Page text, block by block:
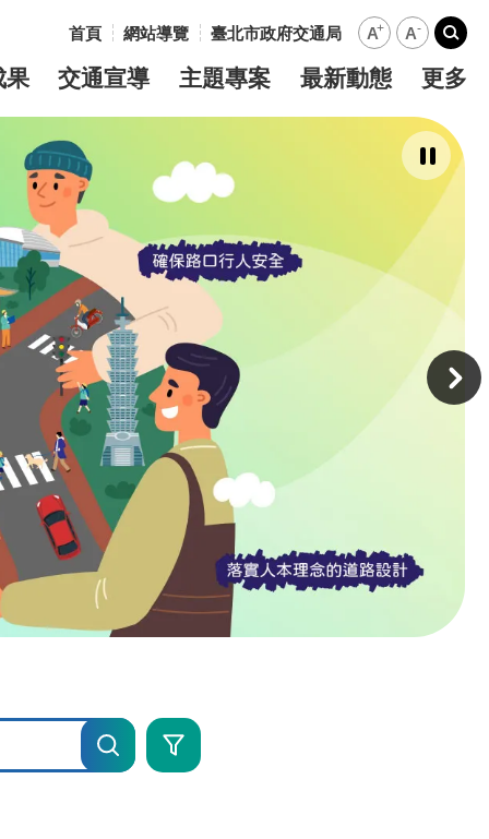
首頁 網站導覽 臺北市政府交通局 A+ A-
搜尋
果 交通宣導 主題專案 最新動態 更多
暫
停
撥
放
廣
進
階